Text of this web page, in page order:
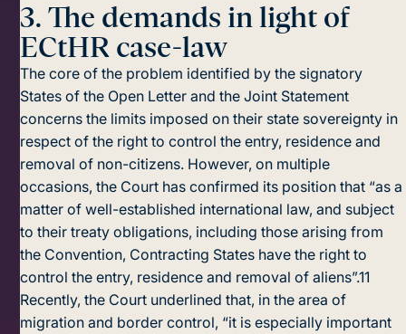
3.The demands in light of
ECtHR case-law
The core of the problem identified by the signatory
States of the Open Letter and the Joint Statement
concerns the limits imposed on their state sovereignty in
respect of the right to control the entry, residence and
removal of non-citizens. However, on multiple
occasions, the Court has confirmed its position that “as a
matter of well-established international law, and subject
to their treaty obligations, including those arising from
the Convention, Contracting States have the right to
control the entry, residence and removal of aliens”.11
Recently, the Court underlined that, in the area of
migration and border control, “it is especially important